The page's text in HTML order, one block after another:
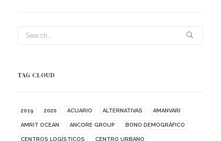
TAG CLOUD
2019 2020 ACUARIO ALTERNATIVAS AMANVARI
AMRIT OCEAN ANCORE GROUP BONO DEMOGRÁFICO
CENTROS LOGÍSTICOS CENTRO URBANO